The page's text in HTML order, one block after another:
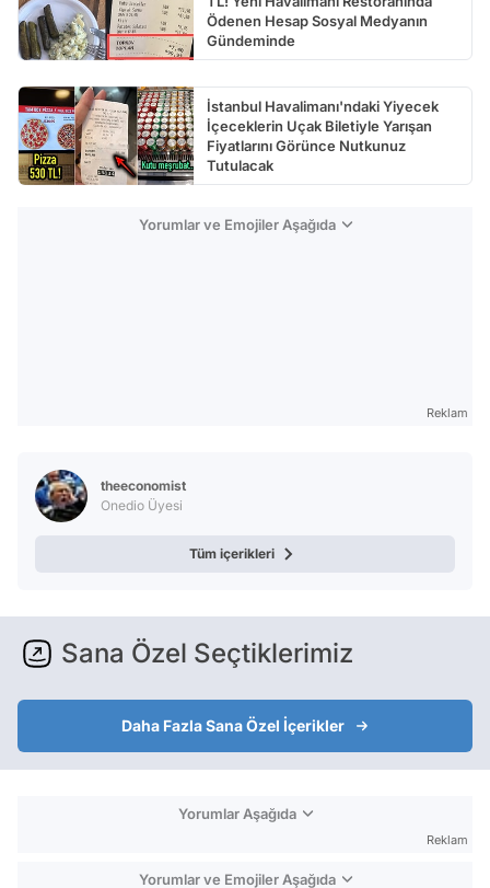
Ödenen Hesap Sosyal Medyanın
Gündeminde
İstanbul Havalimanı'ndaki Yiyecek
İçeceklerin Uçak Biletiyle Yarışan
Fiyatlarını Görünce Nutkunuz
Tutulacak
Yorumlar ve Emojiler Aşağıda
Reklam
theeconomist
Onedio Üyesi
Tüm içerikleri
Sana Özel Seçtiklerimiz
Daha Fazla Sana Özel İçerikler
Yorumlar Aşağıda
Reklam
Yorumlar ve Emojiler Aşağıda